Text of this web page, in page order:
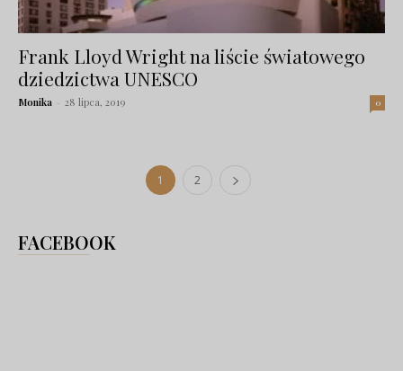
Frank Lloyd Wright na liście światowego
dziedzictwa UNESCO
Monika - 28 lipca, 2019 0
1 2
FACEBOOK